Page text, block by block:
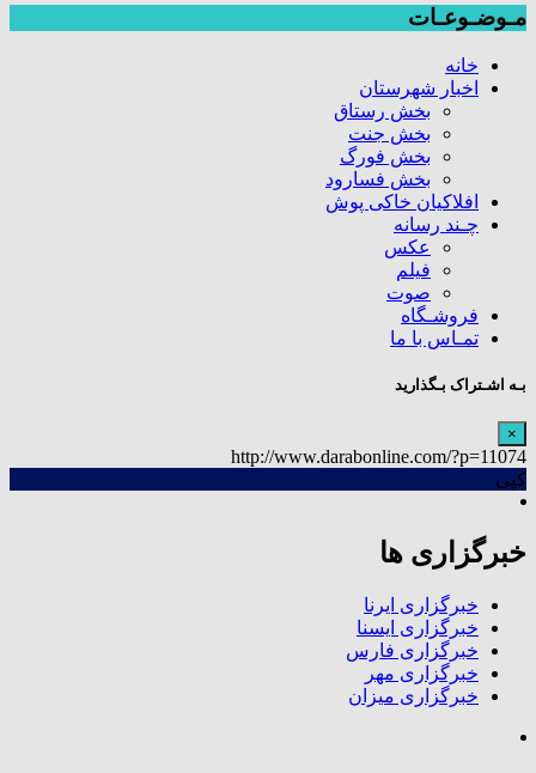
مـوضـوعـات
خانه
اخبار شهرستان
بخش رستاق
بخش جنت
بخش فورگ
بخش فسارود
افلاکیان خاکی پوش
چـند رسانه
عکس
فیلم
صوت
فروشـگاه
تمـاس با ما
بـه اشـتراک بـگذارید
×
http://www.darabonline.com/?p=11074
کپی
خبرگزاری ها
خبرگزاری ایرنا
خبرگزاری ایسنا
خبرگزاری فارس
خبرگزاری مهر
خبرگزاری میزان